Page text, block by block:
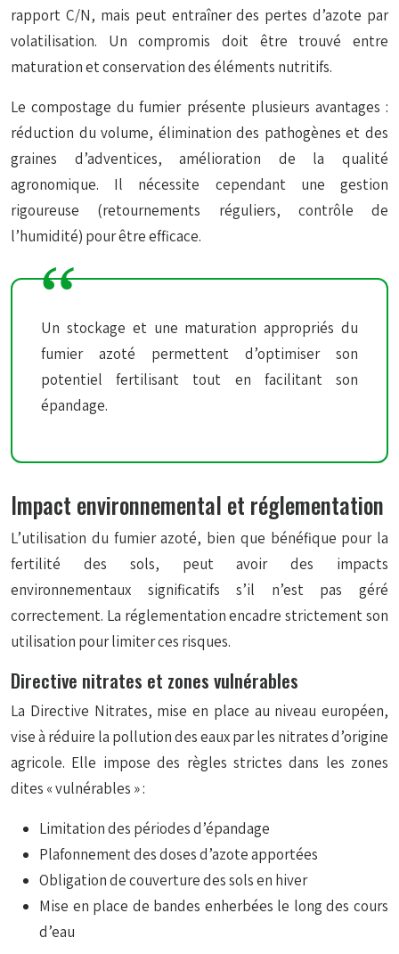
rapport C/N, mais peut entraîner des pertes d’azote par
volatilisation. Un compromis doit être trouvé entre
maturation et conservation des éléments nutritifs.
Lecompostagedu fumier présente plusieurs avantages :
réduction du volume, élimination des pathogènes et des
graines d’adventices, amélioration de la qualité
agronomique. Il nécessite cependant une gestion
rigoureuse (retournements réguliers, contrôle de
l’humidité) pour être efficace.
Un stockage et une maturation appropriés du
fumier azoté permettent d’optimiser son
potentiel fertilisant tout en facilitant son
épandage.
Impact environnemental et réglementation
L’utilisation du fumier azoté, bien que bénéfique pour la
fertilité des sols, peut avoir des impacts
environnementaux significatifs s’il n’est pas géré
correctement. La réglementation encadre strictement son
utilisation pour limiter ces risques.
Directive nitrates et zones vulnérables
La Directive Nitrates, mise en place au niveau européen,
vise à réduire la pollution des eaux par les nitrates d’origine
agricole. Elle impose des règles strictes dans les zones
dites « vulnérables » :
Limitation des périodes d’épandage
Plafonnement des doses d’azote apportées
Obligation de couverture des sols en hiver
Mise en place de bandes enherbées le long des cours
d’eau